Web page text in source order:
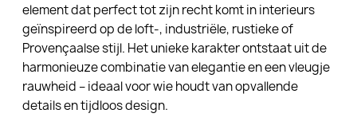
element dat perfect tot zijn recht komt in interieurs
geïnspireerd op de loft-, industriële, rustieke of
Provençaalse stijl. Het unieke karakter ontstaat uit de
harmonieuze combinatie van elegantie en een vleugje
rauwheid – ideaal voor wie houdt van opvallende
details en tijdloos design.